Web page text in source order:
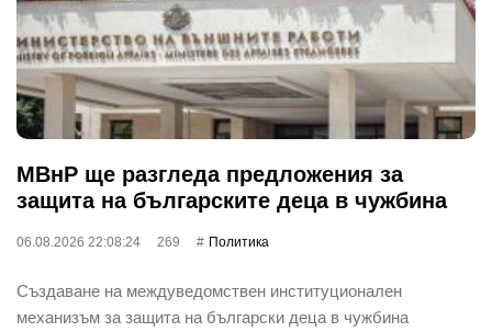
МВнР ще разгледа предложения за
защита на българските деца в чужбина
06.08.2026 22:08:24 269 Политика
Създаване на междуведомствен институционален
механизъм за защита на български деца в чужбина